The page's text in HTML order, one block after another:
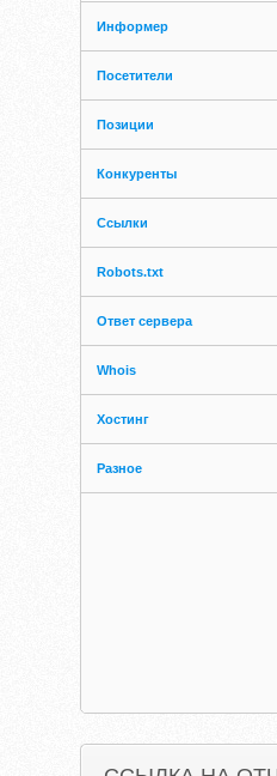
Информер
Посетители
Позиции
Конкуренты
Ссылки
Robots.txt
Ответ сервера
Whois
Хостинг
Разное